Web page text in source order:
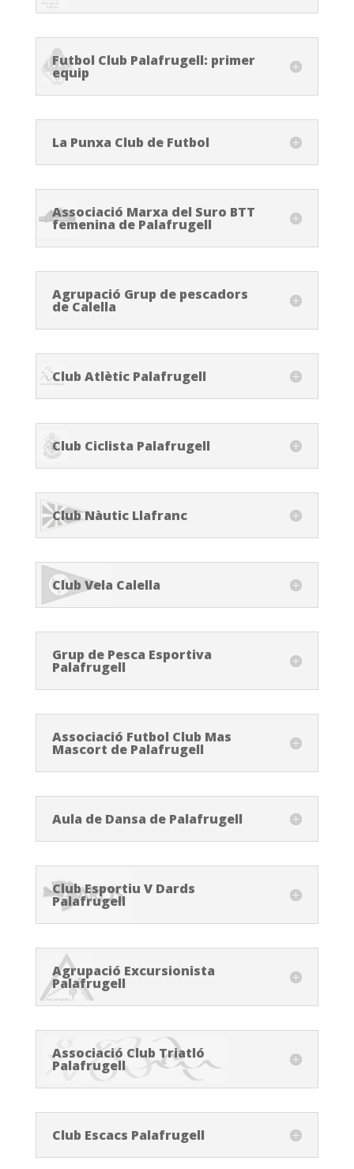
Futbol Club Palafrugell: primer
equip
La Punxa Club de Futbol
Associació Marxa del Suro BTT
femenina de Palafrugell
Agrupació Grup de pescadors
de Calella
Club Atlètic Palafrugell
Club Ciclista Palafrugell
Club Nàutic Llafranc
Club Vela Calella
Grup de Pesca Esportiva
Palafrugell
Associació Futbol Club Mas
Mascort de Palafrugell
Aula de Dansa de Palafrugell
Club Esportiu V Dards
Palafrugell
Agrupació Excursionista
Palafrugell
Associació Club Triatló
Palafrugell
Club Escacs Palafrugell